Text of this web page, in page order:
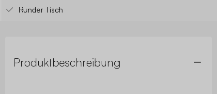
Runder Tisch
Produktbeschreibung